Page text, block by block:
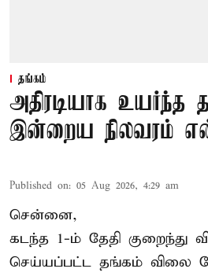
தங்கம்
அதிரடியாக உயர்ந்த
இன்றைய நிலவரம்
Published on: 05 Aug 2026, 4:29 am
சென்னை,
கடந்த 1-ம் தேதி குறைந்து
செய்யப்பட்ட தங்கம் விலை